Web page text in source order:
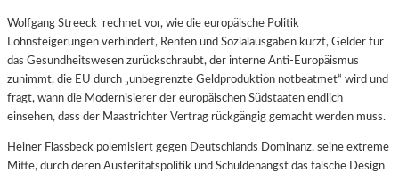
Wolfgang Streeck rechnet vor, wie die europäische Politik
Lohnsteigerungen verhindert, Renten und Sozialausgaben kürzt, Gelder für
das Gesundheitswesen zurückschraubt, der interne Anti-Europäismus
zunimmt, die EU durch „unbegrenzte Geldproduktion notbeatmet“ wird und
fragt, wann die Modernisierer der europäischen Südstaaten endlich
einsehen, dass der Maastrichter Vertrag rückgängig gemacht werden muss.
Heiner Flassbeck polemisiert gegen Deutschlands Dominanz, seine extreme
Mitte, durch deren Austeritätspolitik und Schuldenangst das falsche Design